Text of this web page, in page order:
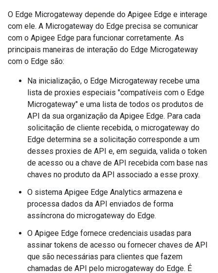
O Edge Microgateway depende do Apigee Edge e interage
com ele. A Microgateway do Edge precisa se comunicar
com o Apigee Edge para funcionar corretamente. As
principais maneiras de interação do Edge Microgateway
com o Edge são:
Na inicialização, o Edge Microgateway recebe uma
lista de proxies especiais "compatíveis com o Edge
Microgateway" e uma lista de todos os produtos de
API da sua organização da Apigee Edge. Para cada
solicitação de cliente recebida, o microgateway do
Edge determina se a solicitação corresponde a um
desses proxies de API e, em seguida, valida o token
de acesso ou a chave de API recebida com base nas
chaves no produto da API associado a esse proxy.
O sistema Apigee Edge Analytics armazena e
processa dados da API enviados de forma
assíncrona do microgateway do Edge.
O Apigee Edge fornece credenciais usadas para
assinar tokens de acesso ou fornecer chaves de API
que são necessárias para clientes que fazem
chamadas de API pelo microgateway do Edge. É